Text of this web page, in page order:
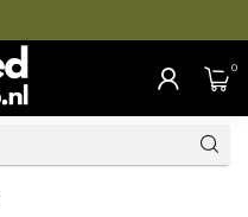
0